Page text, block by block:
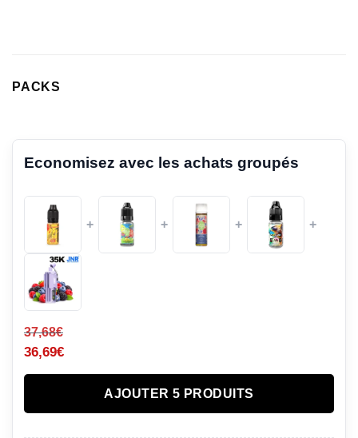
PACKS
Economisez avec les achats groupés
+ + + +
37,68€
36,69€
AJOUTER 5 PRODUITS